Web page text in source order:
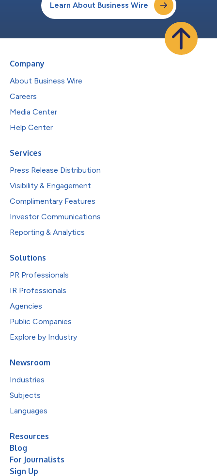
Learn About Business Wire
Company
About Business Wire
Careers
Media Center
Help Center
Services
Press Release Distribution
Visibility & Engagement
Complimentary Features
Investor Communications
Reporting & Analytics
Solutions
PR Professionals
IR Professionals
Agencies
Public Companies
Explore by Industry
Newsroom
Industries
Subjects
Languages
Resources
Blog
For Journalists
Sign Up